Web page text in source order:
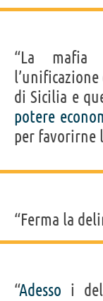
“La
l’unificazione
di Sicilia e
potere
per favorirne
“Ferma la
“Adesso i